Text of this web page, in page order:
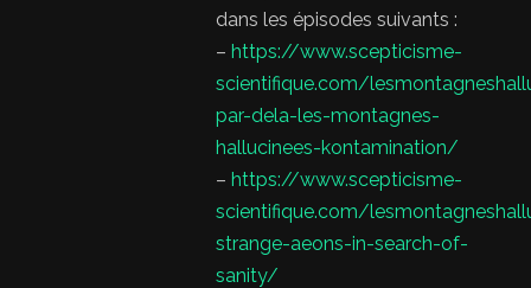
dans les épisodes suivants :
–https://www.scepticisme-
scientifique.com/
par-dela-les-montagnes-
hallucinees-kontamination/
–https://www.scepticisme-
scientifique.com/
strange-aeons-in-search-of-
sanity/